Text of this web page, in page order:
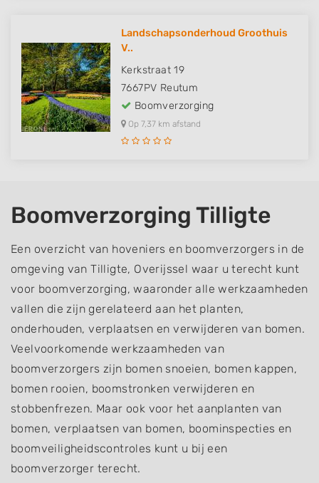
Landschapsonderhoud Groothuis
V..
Kerkstraat 19
7667PV Reutum
Boomverzorging
Op 7,37 km afstand
Boomverzorging Tilligte
Een overzicht van hoveniers en boomverzorgers in de
omgeving van Tilligte, Overijssel waar u terecht kunt
voor boomverzorging, waaronder alle werkzaamheden
vallen die zijn gerelateerd aan het planten,
onderhouden, verplaatsen en verwijderen van bomen.
Veelvoorkomende werkzaamheden van
boomverzorgers zijn bomen snoeien, bomen kappen,
bomen rooien, boomstronken verwijderen en
stobbenfrezen. Maar ook voor het aanplanten van
bomen, verplaatsen van bomen, boominspecties en
boomveiligheidscontroles kunt u bij een
boomverzorger terecht.